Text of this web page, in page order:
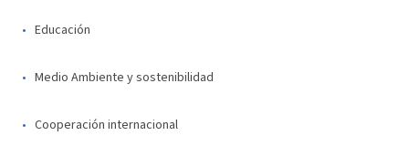
Educación
Medio Ambiente y sostenibilidad
Cooperación internacional